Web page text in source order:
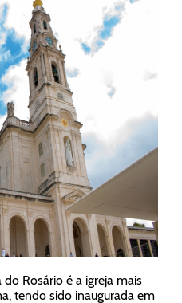
Rosário é a igreja mais
tendo sido inaugurada em